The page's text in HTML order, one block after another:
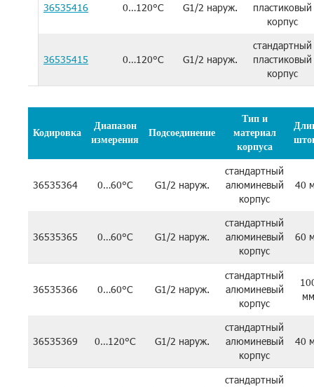
36535416 0…120°C G1/2 наруж.
пластиковый
корпус
36535415 0…120°C G1/2 наруж.
стандартный
пластиковый
корпус
Кодировка
Диапазон
измерения
Подсоединение
Тип и
материал
корпуса
36535364 0…60°C G1/2 наруж.
стандартный
алюминевый
корпус
40
36535365 0…60°C G1/2 наруж.
стандартный
алюминевый
корпус
60
36535366 0…60°C G1/2 наруж.
стандартный
алюминевый
корпус
мм
36535369 0…120°C G1/2 наруж.
стандартный
алюминевый
корпус
40
стандартный